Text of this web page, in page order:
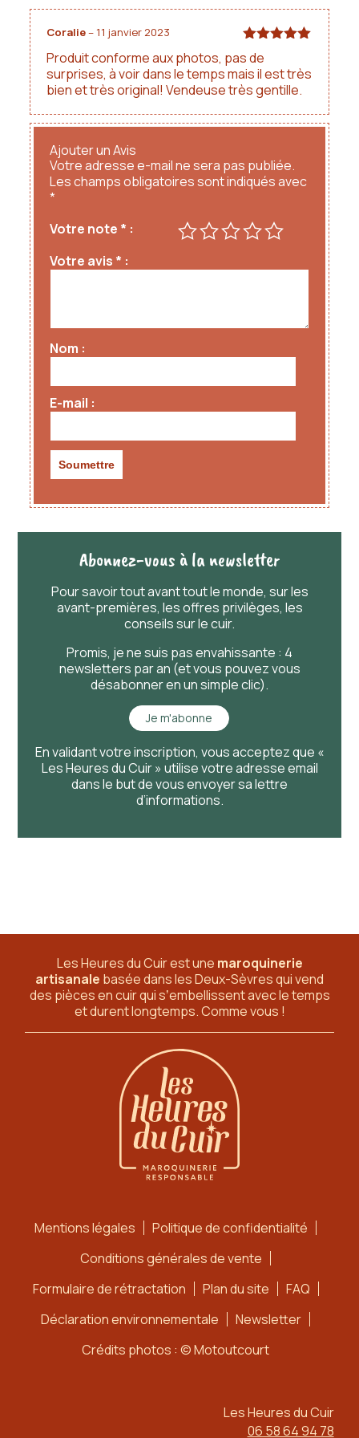
unique tout en cuir, qui deviendra votre nouveau
compagnon pour de longues années!
À noter qu'il peut exister une légère différence de
couleurs entre les photos et le rendu réel.
Note
5
Coralie–11 janvier 2023
Produit conforme aux photos, pas de
surprises, à voir dans le temps mais il est très
bien et très original! Vendeuse très gentille.
Ajouter un Avis
Votre adresse e-mail ne sera pas publiée.
Les champs obligatoires sont indiqués avec
*
Votre note *
Votre avis *
Nom
E-mail
Abonnez-vous à la newsletter
Pour savoirtoutavanttoutle monde, sur les
avant-premières, les offres privilèges, les
conseils sur le cuir.
Promis, je ne suis pas envahissante : 4
newsletters par an (et vous pouvez vous
désabonner en un simple clic).
Je m'abonne
En validant votre inscription, vous acceptez que «
Les Heures du Cuir » utilise votre adresse email
dans le but de vous envoyer sa lettre
d’informations.
Les Heures du Cuir est une maroquinerie
artisanale basée dans les Deux-Sèvresqui vend
des pièces en cuir qui sʼembellissent avec le temps
et durent longtemps. Comme vous !
Mentions légales
Politique de confidentialité
Conditions générales de vente
Formulaire de rétractation
Plan du site
FAQ
Déclaration environnementale
Newsletter
Crédits photos : © Motoutcourt
Les Heures du Cuir
06 58 64 94 78